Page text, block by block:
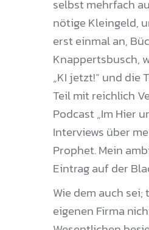
selbst mehrfach
nötige Kleingeld,
erst einmal an,
Knappertsbusch,
„KI jetzt!“ und die
Teil mit reichlich
Podcast „Im Hier
Interviews über
Prophet. Mein
Eintrag auf der
Wie dem auch
eigenen Firma